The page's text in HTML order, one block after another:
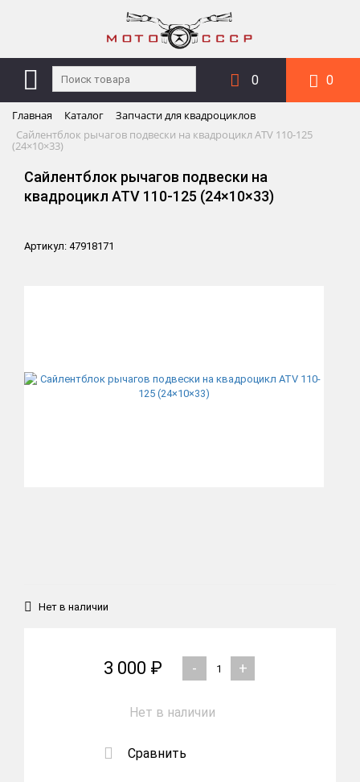
0 0
Главная Каталог
Запчасти для квадроциклов
Сайлентблок рычагов подвески на квадроцикл ATV 110-125
(24×10×33)
Сайлентблок рычагов подвески на
квадроцикл ATV 110-125 (24×10×33)
Артикул: 47918171
Нет в наличии
3 000 ₽ - +
Нет в наличии
Сравнить